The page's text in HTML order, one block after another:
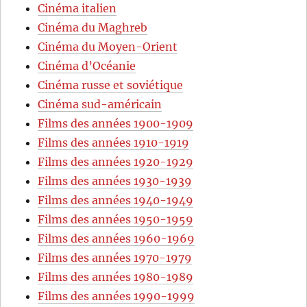
Cinéma italien
Cinéma du Maghreb
Cinéma du Moyen-Orient
Cinéma d’Océanie
Cinéma russe et soviétique
Cinéma sud-américain
Films des années 1900-1909
Films des années 1910-1919
Films des années 1920-1929
Films des années 1930-1939
Films des années 1940-1949
Films des années 1950-1959
Films des années 1960-1969
Films des années 1970-1979
Films des années 1980-1989
Films des années 1990-1999